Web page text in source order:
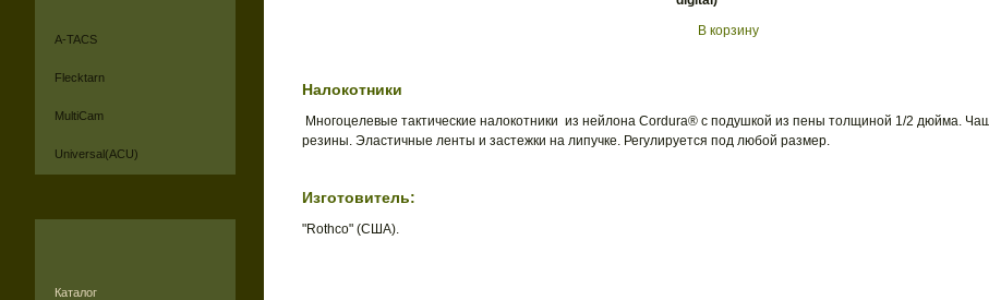
A-TACS
Flecktarn
MultiCam
Universal(ACU)
Каталог
В корзину
Налокотники
Многоцелевые тактические налокотники из нейлона Cordura® с подушкой из пены толщиной 1/2 дюйма.
резины. Эластичные ленты и застежки на липучке. Регулируется под любой размер.
Изготовитель:
"Rothco" (США).